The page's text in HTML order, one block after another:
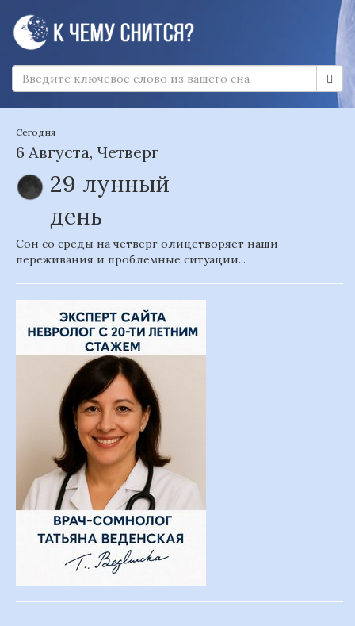
Сегодня
6 Августа, Четверг
29 лунный
день
Сон со среды на четверг олицетворяет наши
переживания и проблемные ситуации...